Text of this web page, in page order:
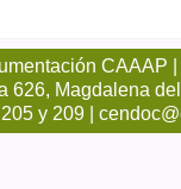
CAAAP |
626, Magdalena
y 209 |